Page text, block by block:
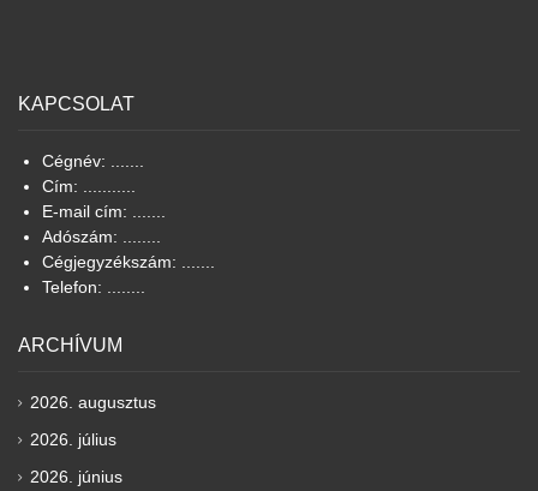
KAPCSOLAT
Cégnév: .......
Cím: ...........
E-mail cím: .......
Adószám: ........
Cégjegyzékszám: .......
Telefon: ........
ARCHÍVUM
2026. augusztus
2026. július
2026. június